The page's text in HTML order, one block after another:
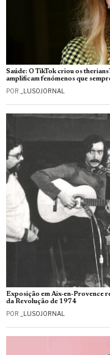
Saúde: O TikTok criou os
amplificam fenómenos que
POR _LUSOJORNAL
Exposição em Aix-en-Provence
da Revolução de 1974
POR _LUSOJORNAL